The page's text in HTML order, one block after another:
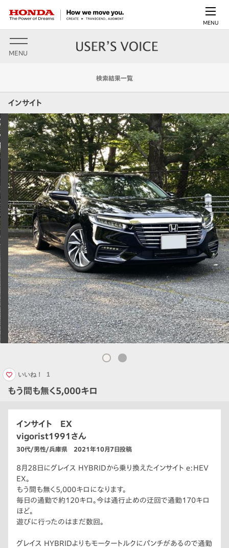
MENU
MENU
検索結果一覧
インサイト
もう間も無く5,000キロ
いいね！ 1
インサイト EX
vigorist1991さん
30代/男性/兵庫県 2021年10月7日投稿
8月28日にグレイス HYBRIDから乗り換えたインサイト e:HEV
EX。
もう間も無く5,000キロになります。
毎日の通勤で約120キロ。今は通行止めの迂回で通勤170キロ
ほど。
遊びに行ったのはまだ数回。
グレイス HYBRIDよりもモータートルクにパンチがあるので通勤